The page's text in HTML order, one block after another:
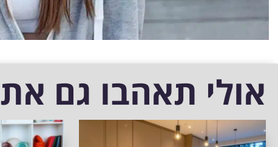
אולי תאהבו גם את